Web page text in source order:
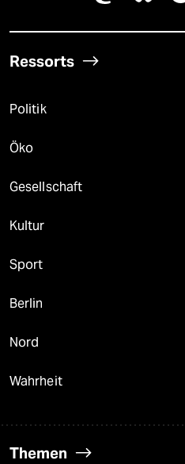
Ressorts
Politik
Öko
Gesellschaft
Kultur
Sport
Berlin
Nord
Wahrheit
Themen